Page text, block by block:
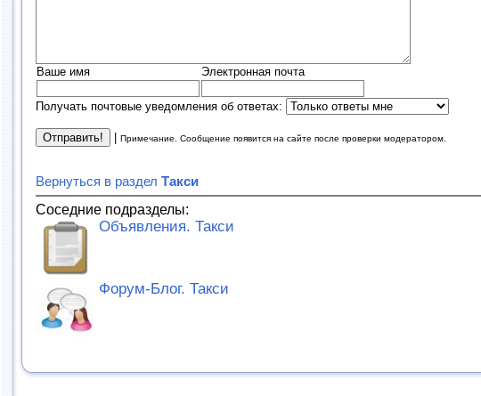
Ваше имя Электронная почта
Получать почтовые уведомления об ответах:
Примечание. Сообщение появится на сайте после проверки модератором.
Вернуться в раздел Такси
Соседние подразделы:
Объявления. Такси
Форум-Блог. Такси